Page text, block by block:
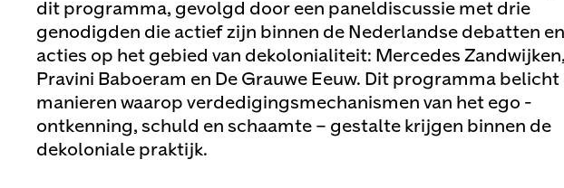
dit programma, gevolgd door een paneldiscussie met drie
genodigden die actief zijn binnen de Nederlandse debatten en
acties op het gebied van dekolonialiteit: Mercedes Zandwijken,
Pravini Baboeram en De Grauwe Eeuw. Dit programma belicht
manieren waarop verdedigingsmechanismen van het ego -
ontkenning, schuld en schaamte – gestalte krijgen binnen de
dekoloniale praktijk.